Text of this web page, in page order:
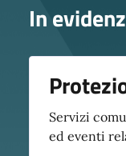
In
Servizi
ed eventi